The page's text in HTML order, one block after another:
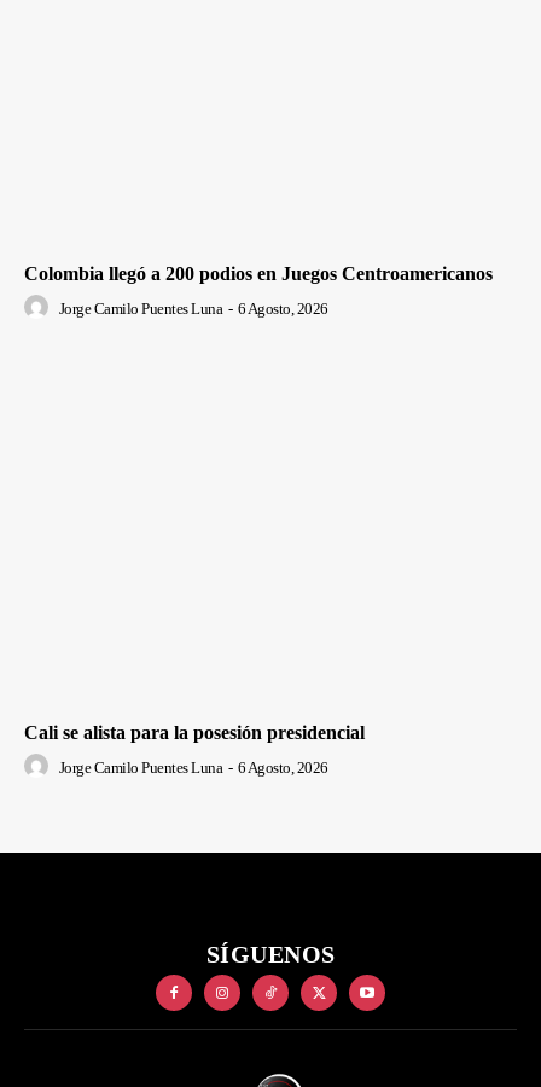
Colombia llegó a 200 podios en Juegos Centroamericanos
Jorge Camilo Puentes Luna - 6 Agosto, 2026
Cali se alista para la posesión presidencial
Jorge Camilo Puentes Luna - 6 Agosto, 2026
SÍGUENOS